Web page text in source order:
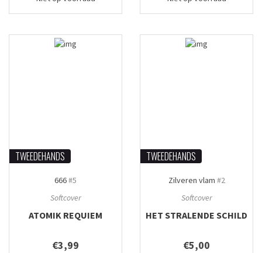
TWEEDEHANDS
666#5
Softcover
ATOMIK REQUIEM
€3,99
TWEEDEHANDS
Zilveren vlam #2
Softcover
HET STRALENDE SCHILD
€5,00